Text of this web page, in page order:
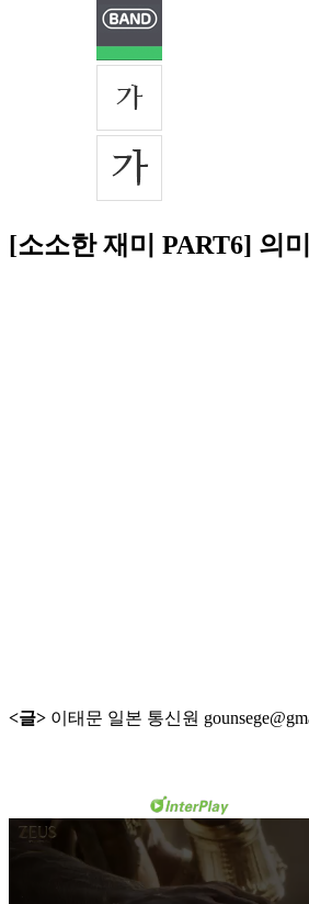
[소소한 재미 PART6] 의
<글> 이태문 일본 통신원